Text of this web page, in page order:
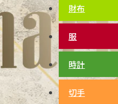
ダイヤモンド
サファイア
パール
サンゴ
財布
服
時計
切手